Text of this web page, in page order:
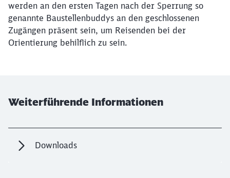
werden an den ersten Tagen nach der Sperrung so
genannte Baustellenbuddys an den geschlossenen
Zugängen präsent sein, um Reisenden bei der
Orientierung behilflich zu sein.
Weiterführende Informationen
Downloads